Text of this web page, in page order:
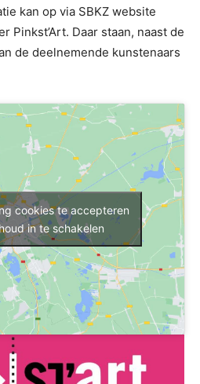
kan op via SBKZ website
Pinkst’Art. Daar staan, naast de
de deelnemende kunstenaars
cookies te accepteren
in te schakelen